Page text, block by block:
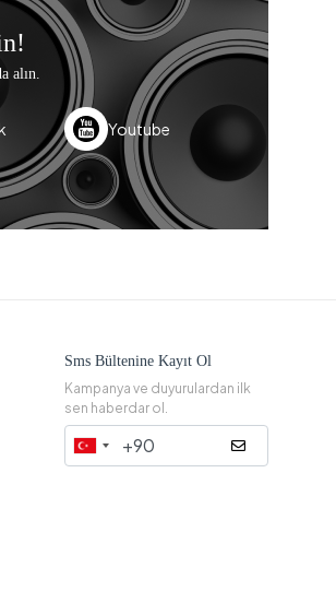
alın.
Youtube
Sms Bültenine Kayıt Ol
Kampanya ve duyurulardan ilk
sen haberdar ol.